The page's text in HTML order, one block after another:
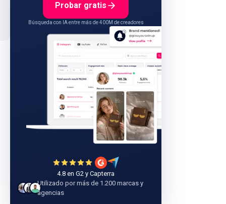
Probar gratis
Búsqueda con IA entre más de 400M de creadores
4.8 en G2 y Capterra
Utilizado por más de 1.200 marcas y
agencias